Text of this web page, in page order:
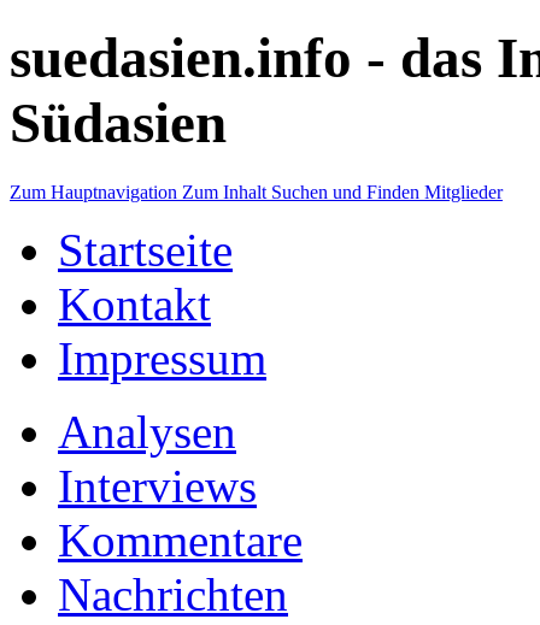
suedasien.info - das
Südasien
Zum Hauptnavigation Zum Inhalt Suchen und Finden Mitglieder
Startseite
Kontakt
Impressum
Analysen
Interviews
Kommentare
Nachrichten